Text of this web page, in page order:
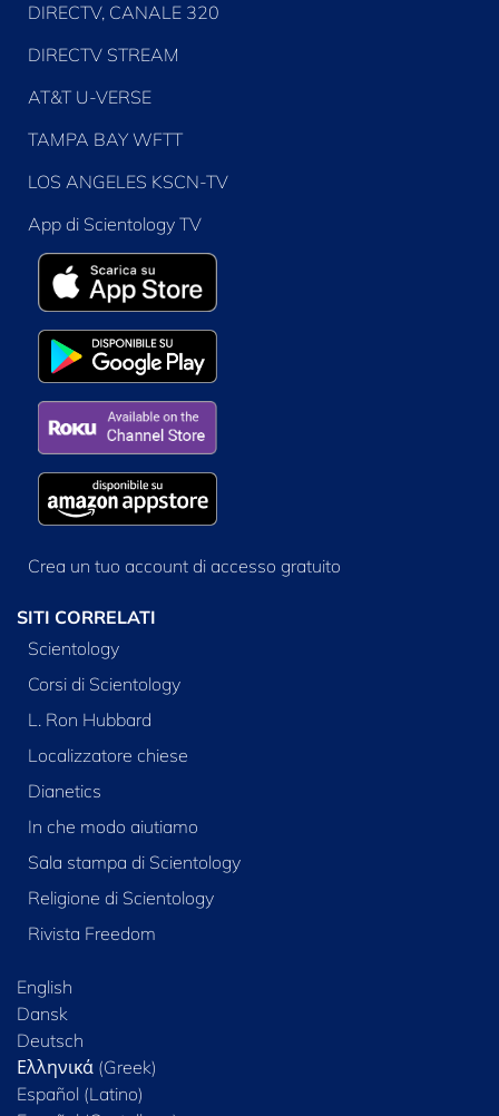
DIRECTV, CANALE 320
DIRECTV STREAM
AT&T U-VERSE
TAMPA BAY WFTT
LOS ANGELES KSCN-TV
App di Scientology TV
Crea un tuo account di accesso gratuito
SITI CORRELATI
Scientology
Corsi di Scientology
L. Ron Hubbard
Localizzatore chiese
Dianetics
In che modo aiutiamo
Sala stampa di Scientology
Religione di Scientology
Rivista Freedom
English
Dansk
Deutsch
Ελληνικά (Greek)
Español (Latino)